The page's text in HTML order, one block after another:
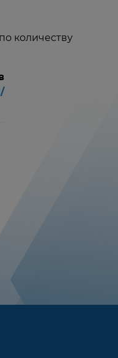
количеству